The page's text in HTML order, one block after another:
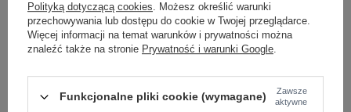
ecru
One size 2016103566259 -
Polityką dotyczącą cookies. Możesz określić warunki
przechowywania lub dostępu do cookie w Twojej przeglądarce.
Więcej informacji na temat warunków i prywatności można
znaleźć także na stronie Prywatność i warunki Google.
Funkcjonalne pliki cookie (wymagane)
Zawsze
aktywne